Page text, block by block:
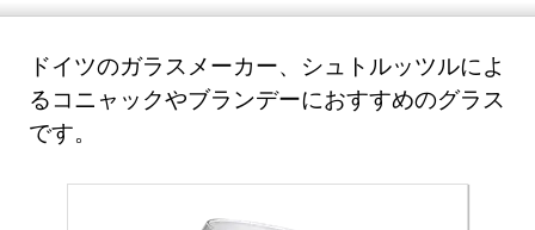
ドイツのガラスメーカー、シュトルッツルによ
るコニャックやブランデーにおすすめのグラス
です。